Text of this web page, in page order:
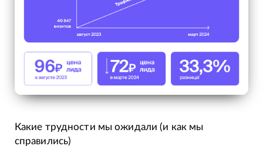
Какие трудности мы ожидали (и как мы
справились)